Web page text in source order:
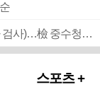
■ 검사 신분 버리고 직급하향(10년 이하 저연차 검사)…檢 중수청행 기피
스포츠 +